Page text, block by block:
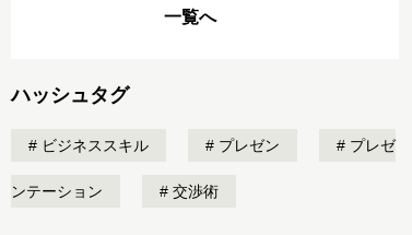
一覧へ
ハッシュタグ
ビジネススキル プレゼン プレゼ
ンテーション 交渉術